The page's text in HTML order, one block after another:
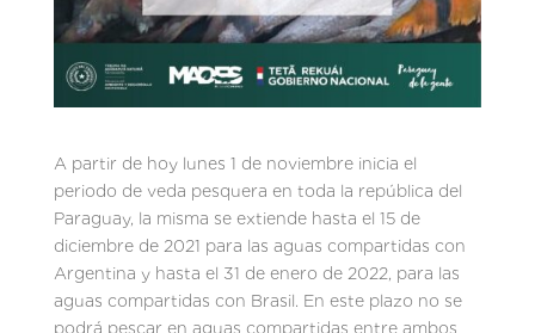
A partir de hoy lunes 1 de noviembre inicia el
periodo de veda pesquera en toda la república del
Paraguay, la misma se extiende hasta el 15 de
diciembre de 2021 para las aguas compartidas con
Argentina y hasta el 31 de enero de 2022, para las
aguas compartidas con Brasil. En este plazo no se
podrá pescar en aguas compartidas entre ambos